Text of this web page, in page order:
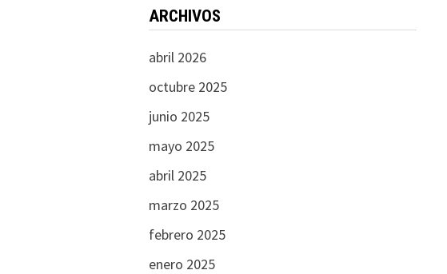
ARCHIVOS
abril 2026
octubre 2025
junio 2025
mayo 2025
abril 2025
marzo 2025
febrero 2025
enero 2025